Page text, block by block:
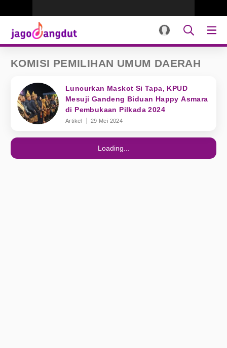
KOMISI PEMILIHAN UMUM DAERAH
Luncurkan Maskot Si Tapa, KPUD
Mesuji Gandeng Biduan Happy Asmara
di Pembukaan Pilkada 2024
Artikel 29 Mei 2024
Loading...